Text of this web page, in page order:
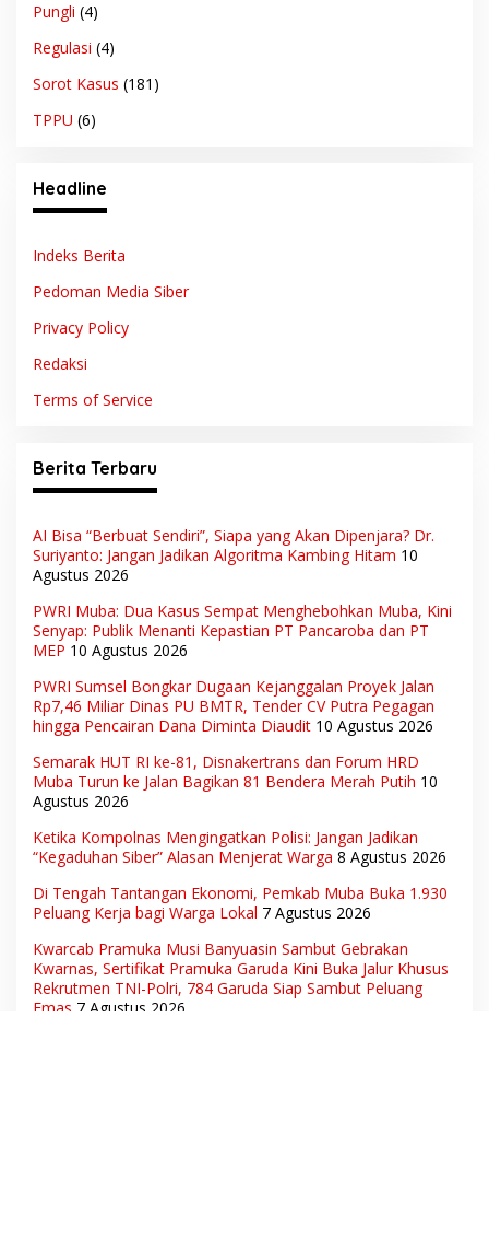
Pungli (4)
Regulasi (4)
Sorot Kasus (181)
TPPU (6)
Headline
Indeks Berita
Pedoman Media Siber
Privacy Policy
Redaksi
Terms of Service
Berita Terbaru
AI Bisa “Berbuat Sendiri”, Siapa yang Akan Dipenjara? Dr.
Suriyanto: Jangan Jadikan Algoritma Kambing Hitam 10
Agustus 2026
PWRI Muba: Dua Kasus Sempat Menghebohkan Muba, Kini
Senyap: Publik Menanti Kepastian PT Pancaroba dan PT
MEP 10 Agustus 2026
PWRI Sumsel Bongkar Dugaan Kejanggalan Proyek Jalan
Rp7,46 Miliar Dinas PU BMTR, Tender CV Putra Pegagan
hingga Pencairan Dana Diminta Diaudit 10 Agustus 2026
Semarak HUT RI ke-81, Disnakertrans dan Forum HRD
Muba Turun ke Jalan Bagikan 81 Bendera Merah Putih 10
Agustus 2026
Ketika Kompolnas Mengingatkan Polisi: Jangan Jadikan
“Kegaduhan Siber” Alasan Menjerat Warga 8 Agustus 2026
Di Tengah Tantangan Ekonomi, Pemkab Muba Buka 1.930
Peluang Kerja bagi Warga Lokal 7 Agustus 2026
Kwarcab Pramuka Musi Banyuasin Sambut Gebrakan
Kwarnas, Sertifikat Pramuka Garuda Kini Buka Jalur Khusus
Rekrutmen TNI-Polri, 784 Garuda Siap Sambut Peluang
Emas 7 Agustus 2026